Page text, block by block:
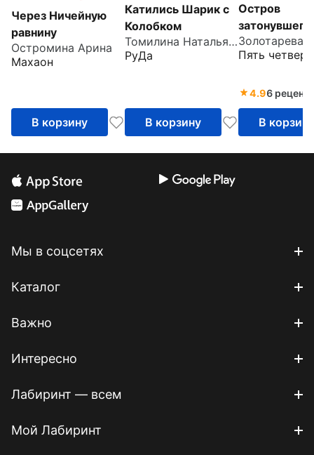
Через Ничейную
равнину
Остромина Арина
Махаон
В корзину
Катились Шарик с
Колобком
Томилина Наталья Юрьевна
РуДа
В корзину
Остров
затонувшего
Пять
4.96
В корзину
Мы в соцсетях
Каталог
Важно
Интересно
Лабиринт — всем
Мой Лабиринт